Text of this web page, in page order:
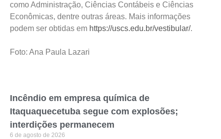
como Administração, Ciências Contábeis e Ciências
Econômicas, dentre outras áreas. Mais informações
podem ser obtidas em https://uscs.edu.br/vestibular/.
Foto: Ana Paula Lazari
Incêndio em empresa química de
Itaquaquecetuba segue com explosões;
interdições permanecem
6 de agosto de 2026